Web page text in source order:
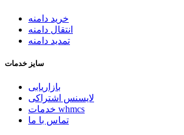
خرید دامنه
انتقال دامنه
تمدید دامنه
سایز خدمات
بازاریابی
لایسنس اشتراکی
خدمات whmcs
تماس با ما